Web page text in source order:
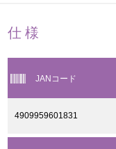
仕様
JANコード
4909959601831